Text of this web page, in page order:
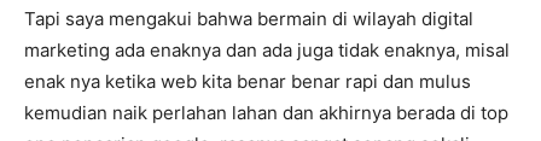
Tapi saya mengakui bahwa bermain di wilayah digital
marketing ada enaknya dan ada juga tidak enaknya, misal
enak nya ketika web kita benar benar rapi dan mulus
kemudian naik perlahan lahan dan akhirnya berada di top